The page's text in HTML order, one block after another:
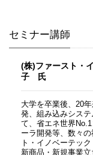
セミナー講師
(株)ファースト・
子 氏
大学を卒業後、20
発、組み込みシス
て、省エネ世界
ーラ開発等、数々
ト・イノベーテッ
新商品・新規事業